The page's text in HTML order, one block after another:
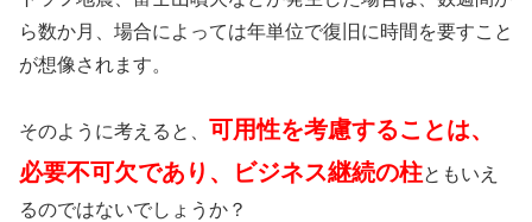
ら数か月、場合によっては年単位で復旧に時間を要すこと
が想像されます。
そのように考えると、 可用性を考慮することは、
必要不可欠であり、ビジネス継続の柱ともいえ
るのではないでしょうか？